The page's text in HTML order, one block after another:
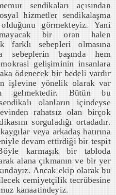
sendikaları açısından
hizmetler sendikalaşma
görmekteyiz. Yani
bir oran halen
farklı sebepleri olmasına
sebeplerin başında hem
gelişiminin insanlara
ödenecek bir bedeli vardır
işlevine yönelik olarak var
gelmektedir. Bütün bu
olanların içindeyse
rahatsız olan birçok
sorguladığı ortadadır.
veya arkadaş hatırına
devam ettirdiği bir tespit
karmaşık bir tabloda
alana çıkmanın ve bir yer
Ancak ekip olarak bu
cemiyetçilik tecrübesine
kanaatindeyiz.